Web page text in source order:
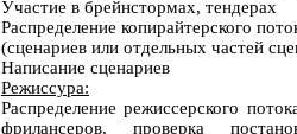
Участие в брейнстормах, тендерах
Распределение копирайтерского
(сценариев или отдельных частей
Написание сценариев
Режиссура:
Распределение режиссерского
фрилансеров, проверка